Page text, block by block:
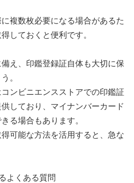
複数枚必要になる場合があるた
しておくと便利です。
え、印鑑登録証自体も大切に保
。
ンビニエンスストアでの印鑑証
しており、マイナンバーカード
る場合もあります。
可能な方法を活用すると、急な
よくある質問